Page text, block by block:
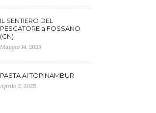
IL SENTIERO DEL
PESCATORE a FOSSANO
(CN)
Maggio 14, 2025
PASTA AI TOPINAMBUR
Aprile 2, 2025